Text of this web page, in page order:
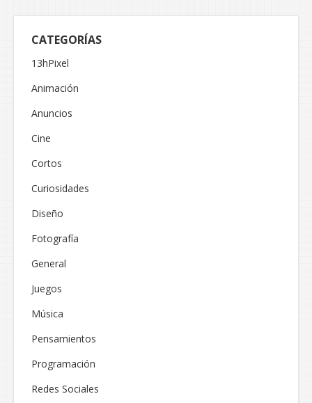
CATEGORÍAS
13hPixel
Animación
Anuncios
Cine
Cortos
Curiosidades
Diseño
Fotografía
General
Juegos
Música
Pensamientos
Programación
Redes Sociales